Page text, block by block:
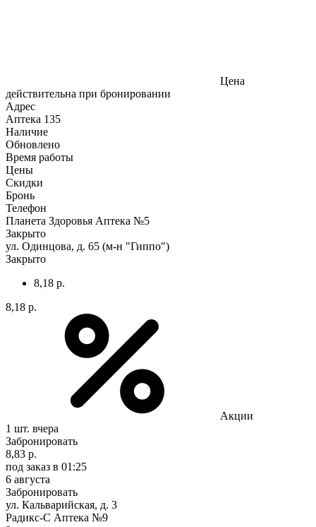
Цена
действительна при бронировании
Адрес
Аптека 135
Наличие
Обновлено
Время работы
Цены
Скидки
Бронь
Телефон
Планета Здоровья Аптека №5
Закрыто
ул. Одинцова, д. 65 (м-н "Гиппо")
Закрыто
8,18 р.
8,18 р.
Акции
1 шт. вчера
Забронировать
8,83 р.
под заказ в 01:25
6 августа
Забронировать
ул. Кальварийская, д. 3
Радикс-С Аптека №9